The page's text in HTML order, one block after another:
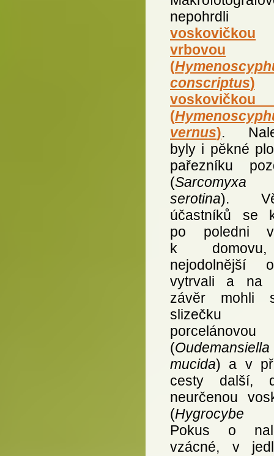
nepohrdli
voskovičkou
vrbovou
(
conscriptus)
voskovičkou
(
vernus).
byly i pěkné
pařezníku
(Sarcomyxa
serotina).
účastníků se
po poledni
k
nejodolnější
vytrvali a na
závěr mohli
slizečku
porcelánovou
(Oudemansiella
mucida) a v
cesty další,
neurčenou
(Hygrocybe
Pokus o
vzácné, v